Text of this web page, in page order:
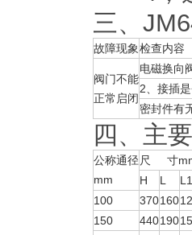
三、
故障现象检查内容
阀门不能
正常启闭
电磁换向
2、接插
密封件有
四、主
公称通径
mm
尺 寸
H
L
L1
100
370160
150
440190